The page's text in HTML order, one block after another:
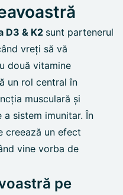
D3 & K2 sunt partenerul
vreți să vă
două vitamine
un rol central în
musculară și
sistem imunitar. În
creează un efect
vine vorba de
pe